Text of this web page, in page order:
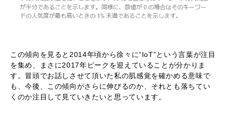
この傾向を見ると2014年頃から徐々に“IoT”という言葉が注目
を集め、まさに2017年ピークを迎えていることが分かりま
す。冒頭でお話しさせて頂いた私の肌感覚を確かめる意味で
も、今後、この傾向がさらに伸びるのか、それとも落ちてい
くのか注目して見ていきたいと思っています。